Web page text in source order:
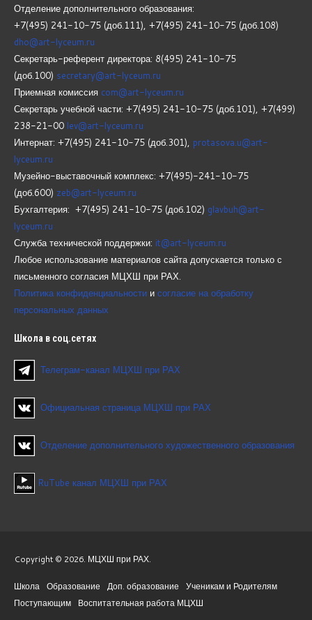
Отделение дополнительного образования:
+7(495) 241-10-75 (доб.111), +7(495) 241-10-75 (доб.108)
dho@art-lyceum.ru
Секретарь-референт директора: 8(495) 241-10-75
(доб.100) secretary@art-lyceum.ru
Приемная комиссия com@art-lyceum.ru
Секретарь учебной части: +7(495) 241-10-75 (доб.101), +7(499)
238-21-00 lev@art-lyceum.ru
Интернат: +7(495) 241-10-75 (доб.301), protasova.u@art-
lyceum.ru
Музейно-выставочный комплекс: +7(495)-241-10-75
(доб.600) zeb@art-lyceum.ru
Бухгалтерия: +7(495) 241-10-75 (доб.102) glavbuh@art-
lyceum.ru
Служба технической поддержки: it@art-lyceum.ru
Любое использование материалов сайта допускается только с
письменного согласия МЦХШ при РАХ.
Политика конфиденциальности и согласие на обработку
персональных данных
Школа в соц.сетях
Телеграм-канал МЦХШ при РАХ
Официальная страница МЦХШ при РАХ
Отделение дополнительного художественного образования
RuTube канал МЦХШ при РАХ
Copyright © 2026. МЦХШ при РАХ.
Школа Образование Доп. образование
Ученикам и Родителям
Поступающим
Воспитательная работа МЦХШ